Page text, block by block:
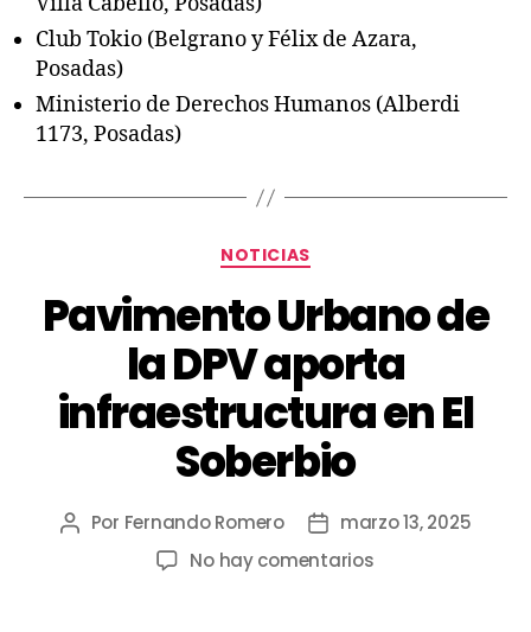
Club Tokio (Belgrano y Félix de Azara,
Posadas)
Ministerio de Derechos Humanos (Alberdi
1173, Posadas)
NOTICIAS
Pavimento Urbano de
la DPV aporta
infraestructura en El
Soberbio
Por Fernando Romero
marzo 13, 2025
No hay comentarios